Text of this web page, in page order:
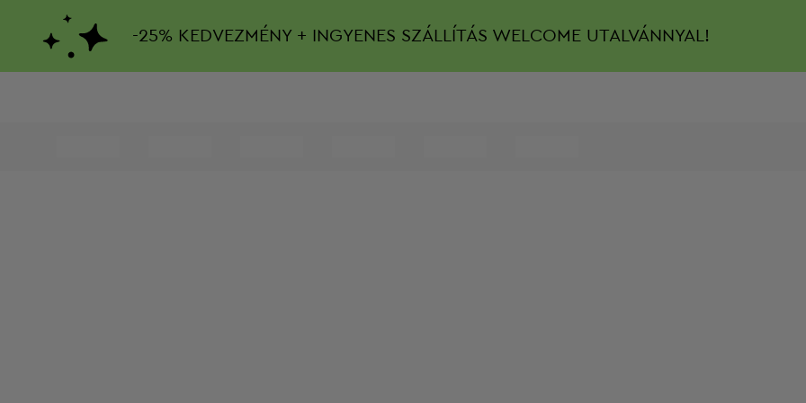
-25% KEDVEZMÉNY + INGYENES SZÁLLÍTÁS WELCOME UTALVÁNNYAL!